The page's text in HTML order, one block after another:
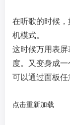
在听歌的时候
机模式。
这时候万用表
度。又变身成一
可以通过面板任
点击重新加载